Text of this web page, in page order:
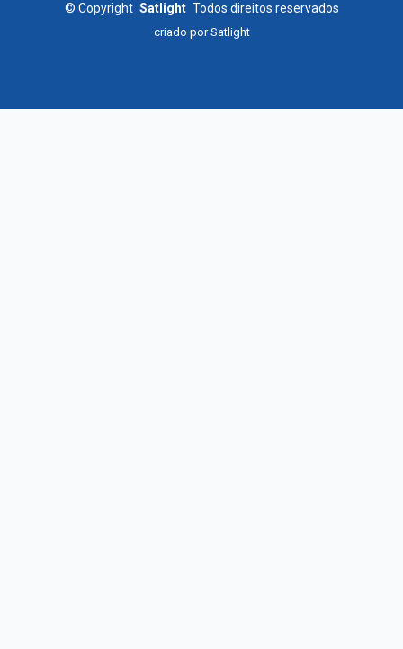
© Copyright Satlight Todos direitos reservados
criado porSatlight